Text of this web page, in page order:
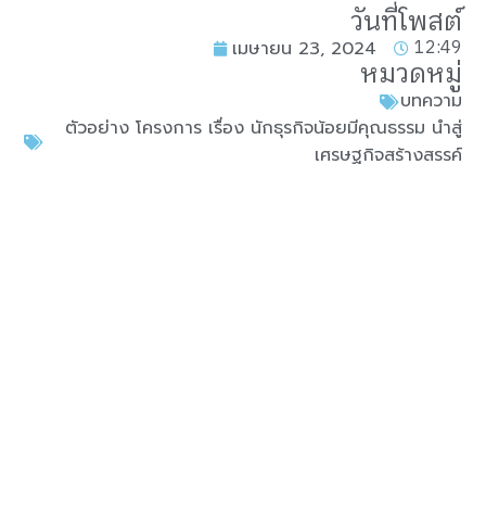
วันที่โพสต์
เมษายน 23, 2024 12:49
หมวดหมู่
บทความ
ตัวอย่าง โครงการ เรื่อง นักธุรกิจน้อยมีคุณธรรม นำสู่
เศรษฐกิจสร้างสรรค์